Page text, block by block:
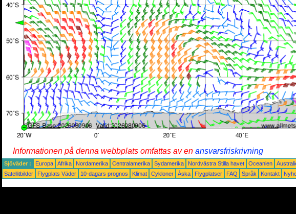
Informationen på denna webbplats omfattas av en ansvarsfriskrivning
Sjöväder : Europa Afrika Nordamerika Centralamerika Sydamerika Nordvästra Stilla havet Oceanien
Satellitbilder
Flygplats Väder 10-dagars prognos Klimat Cykloner Åska Flygplatser FAQ Språk Kontakt